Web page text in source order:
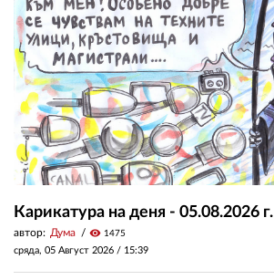
Карикатура на деня - 05.08.2026 г.
автор: Дума visibility 1475
сряда, 05 Август 2026 / 15:39